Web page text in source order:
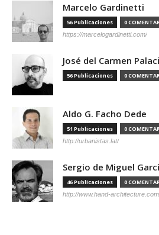
Marcelo Gardinetti
56 Publicaciones 0
https://marcelogardinetti.com/
José del Carmen
56 Publicaciones 0
Aldo G. Facho Dede
51 Publicaciones 0
http://urbanistas.lat/
Sergio de Miguel
46 Publicaciones 0
http://www.hand-